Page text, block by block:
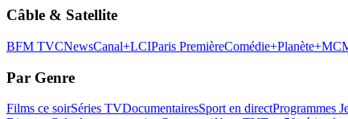
Câble & Satellite
BFM TVCNewsCanal+LCIParis PremièreComédie+Planète+
Par Genre
Films ce soirSéries TVDocumentairesSport en directProgrammes